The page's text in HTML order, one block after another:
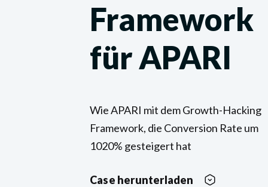
Framework
für APARI
Wie APARI mit dem Growth-Hacking
Framework, die Conversion Rate um
1020% gesteigert hat
Case herunterladen